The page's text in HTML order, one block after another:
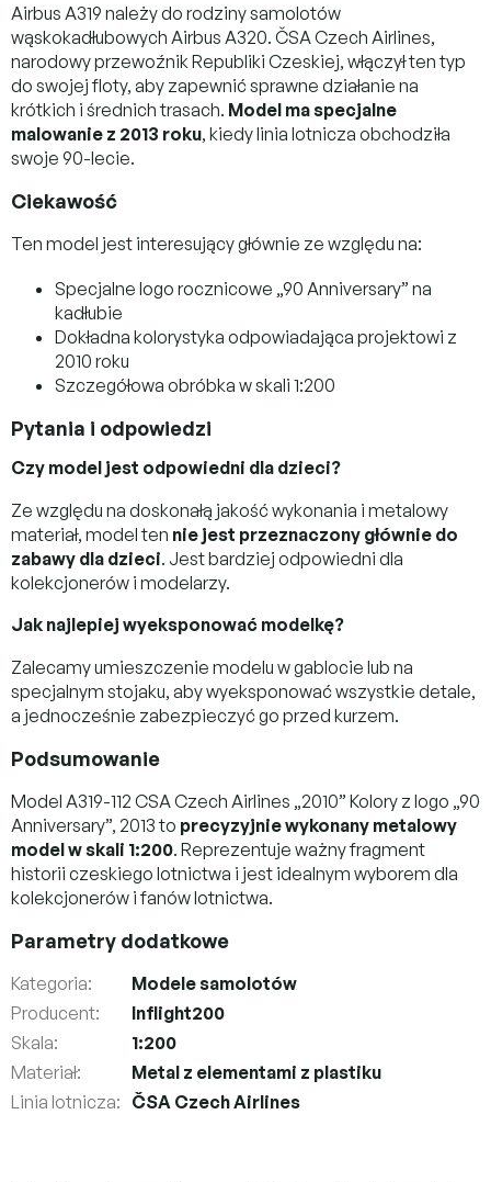
Airbus A319 należy do rodziny samolotów
wąskokadłubowych Airbus A320. ČSA Czech Airlines,
narodowy przewoźnik Republiki Czeskiej, włączył ten typ
do swojej floty, aby zapewnić sprawne działanie na
krótkich i średnich trasach. Model ma specjalne
malowanie z 2013 roku, kiedy linia lotnicza obchodziła
swoje 90-lecie.
Ciekawość
Ten model jest interesujący głównie ze względu na:
Specjalne logo rocznicowe „90 Anniversary” na
kadłubie
Dokładna kolorystyka odpowiadająca projektowi z
2010 roku
Szczegółowa obróbka w skali 1:200
Pytania i odpowiedzi
Czy model jest odpowiedni dla dzieci?
Ze względu na doskonałą jakość wykonania i metalowy
materiał, model ten nie jest przeznaczony głównie do
zabawy dla dzieci. Jest bardziej odpowiedni dla
kolekcjonerów i modelarzy.
Jak najlepiej wyeksponować modelkę?
Zalecamy umieszczenie modelu w gablocie lub na
specjalnym stojaku, aby wyeksponować wszystkie detale,
a jednocześnie zabezpieczyć go przed kurzem.
Podsumowanie
Model A319-112 CSA Czech Airlines „2010” Kolory z logo „90
Anniversary”, 2013 to precyzyjnie wykonany metalowy
model w skali 1:200. Reprezentuje ważny fragment
historii czeskiego lotnictwa i jest idealnym wyborem dla
kolekcjonerów i fanów lotnictwa.
Parametry dodatkowe
Kategoria:
Modele samolotów
Producent:
Inflight200
Skala:
1:200
Materiał:
Metal z elementami z plastiku
Linia lotnicza: ČSA Czech Airlines